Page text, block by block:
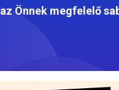
Önnek megfelelő